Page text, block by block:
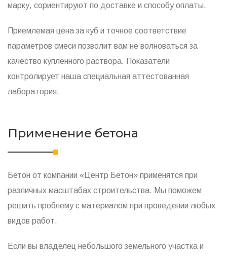
марку, сориентируют по доставке и способу оплаты.
Приемлемая цена за куб и точное соответствие
параметров смеси позволит вам не волноваться за
качество купленного раствора. Показатели
контролирует наша специальная аттестованная
лаборатория.
Применение бетона
Бетон от компании «Центр Бетон» применятся при
различных масштабах строительства. Мы поможем
решить проблему с материалом при проведении любых
видов работ.
Если вы владелец небольшого земельного участка и